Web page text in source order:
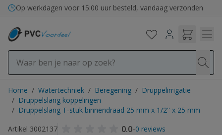
Ga naar de inhoud
Op werkdagen voor 15:00 uur besteld, vandaag verzonden
Home / Watertechniek / Beregening / Druppelirrigatie
/ Druppelslang koppelingen
/ Druppelslang T-stuk binnendraad 25 mm x 1/2'' x 25 mm
Artikel 3002137
0.0-0 reviews